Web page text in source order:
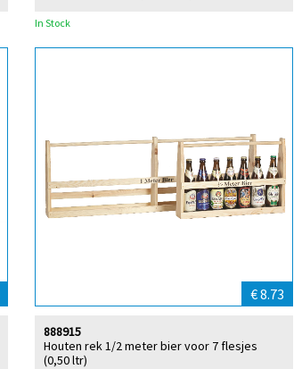
In Stock
€ 8.73
Houten rek 1/2 meter bier voor 7 flesjes
(0,50 ltr)
888915